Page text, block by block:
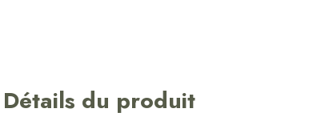
Détails du produit